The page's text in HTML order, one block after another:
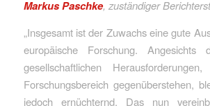
Markus Paschke, zuständiger
„Insgesamt ist der Zuwachs eine gute
europäische Forschung. Angesichts
gesellschaftlichen
Forschungsbereich gegenüberstehen,
jedoch ernüchternd. Das nun